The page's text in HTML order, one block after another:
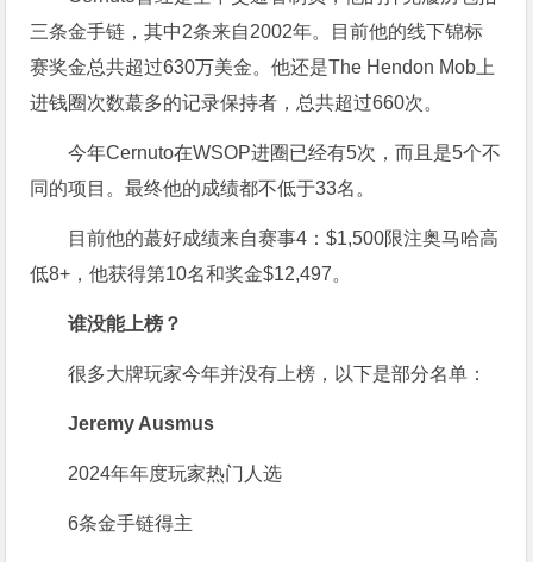
三条金手链，其中2条来自2002年。目前他的线下锦标
赛奖金总共超过630万美金。他还是The Hendon Mob上
进钱圈次数蕞多的记录保持者，总共超过660次。
今年Cernuto在WSOP进圈已经有5次，而且是5个不
同的项目。最终他的成绩都不低于33名。
目前他的蕞好成绩来自赛事4：$1,500限注奥马哈高
低8+，他获得第10名和奖金$12,497。
谁没能上榜？
很多大牌玩家今年并没有上榜，以下是部分名单：
Jeremy Ausmus
2024年年度玩家热门人选
6条金手链得主